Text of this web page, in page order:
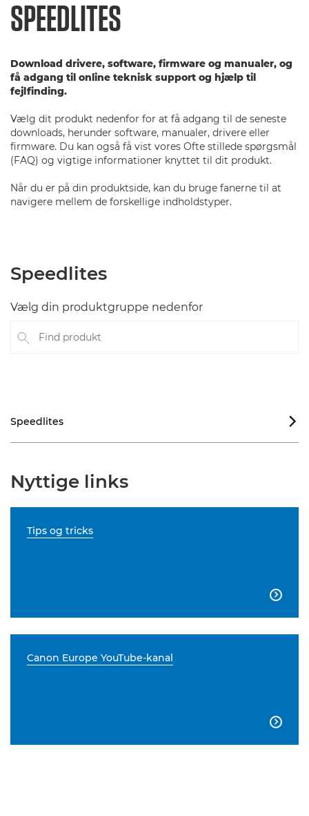
SPEEDLITES
Download drivere, software, firmware og manualer, og
få adgang til online teknisk support og hjælp til
fejlfinding.
Vælg dit produkt nedenfor for at få adgang til de seneste
downloads, herunder software, manualer, drivere eller
firmware. Du kan også få vist vores Ofte stillede spørgsmål
(FAQ) og vigtige informationer knyttet til dit produkt.
Når du er på din produktside, kan du bruge fanerne til at
navigere mellem de forskellige indholdstyper.
Speedlites
Vælg din produktgruppe nedenfor
Find produkt
Speedlites 
Nyttige links
Tips og tricks

Canon Europe YouTube-kanal
